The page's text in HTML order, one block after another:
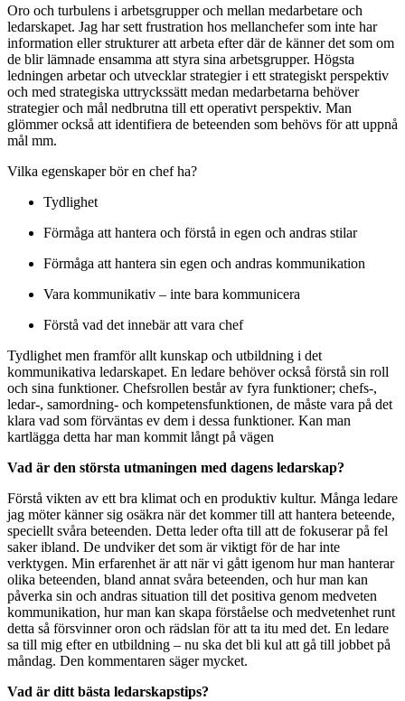
Oro och turbulens i arbetsgrupper och mellan medarbetare och
ledarskapet. Jag har sett frustration hos mellanchefer som inte har
information eller strukturer att arbeta efter där de känner det som om
de blir lämnade ensamma att styra sina arbetsgrupper. Högsta
ledningen arbetar och utvecklar strategier i ett strategiskt perspektiv
och med strategiska uttryckssätt medan medarbetarna behöver
strategier och mål nedbrutna till ett operativt perspektiv. Man
glömmer också att identifiera de beteenden som behövs för att uppnå
mål mm.
Vilka egenskaper bör en chef ha?
Tydlighet
Förmåga att hantera och förstå in egen och andras stilar
Förmåga att hantera sin egen och andras kommunikation
Vara kommunikativ – inte bara kommunicera
Förstå vad det innebär att vara chef
Tydlighet men framför allt kunskap och utbildning i det
kommunikativa ledarskapet. En ledare behöver också förstå sin roll
och sina funktioner. Chefsrollen består av fyra funktioner; chefs-,
ledar-, samordning- och kompetensfunktionen, de måste vara på det
klara vad som förväntas ev dem i dessa funktioner. Kan man
kartlägga detta har man kommit långt på vägen
Vad är den största utmaningen med dagens ledarskap?
Förstå vikten av ett bra klimat och en produktiv kultur. Många ledare
jag möter känner sig osäkra när det kommer till att hantera beteende,
speciellt svåra beteenden. Detta leder ofta till att de fokuserar på fel
saker ibland. De undviker det som är viktigt för de har inte
verktygen. Min erfarenhet är att när vi gått igenom hur man hanterar
olika beteenden, bland annat svåra beteenden, och hur man kan
påverka sin och andras situation till det positiva genom medveten
kommunikation, hur man kan skapa förståelse och medvetenhet runt
detta så försvinner oron och rädslan för att ta itu med det. En ledare
sa till mig efter en utbildning – nu ska det bli kul att gå till jobbet på
måndag. Den kommentaren säger mycket.
Vad är ditt bästa ledarskapstips?